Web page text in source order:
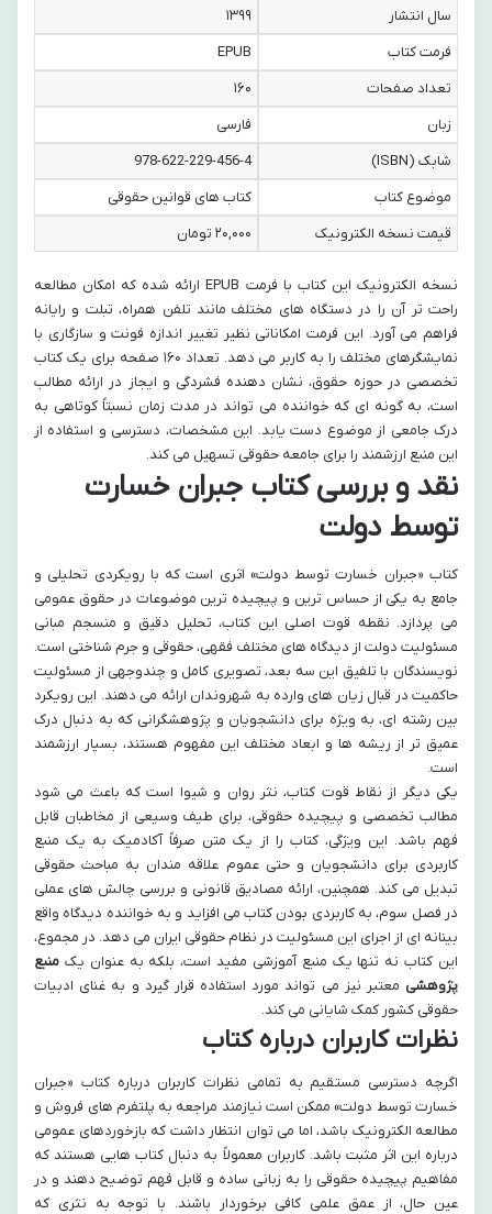
سال انتشار
۱۳۹۹
فرمت کتاب
EPUB
تعداد صفحات
۱۶۰
زبان
فارسی
شابک (ISBN)
978-622-229-456-4
موضوع کتاب
کتاب های قوانین حقوقی
قیمت نسخه الکترونیک
۲۰,۰۰۰ تومان
نسخه الکترونیک این کتاب با فرمت EPUB ارائه شده که امکان مطالعه
راحت تر آن را در دستگاه های مختلف مانند تلفن همراه، تبلت و رایانه
فراهم می آورد. این فرمت امکاناتی نظیر تغییر اندازه فونت و سازگاری با
نمایشگرهای مختلف را به کاربر می دهد. تعداد ۱۶۰ صفحه برای یک کتاب
تخصصی در حوزه حقوق، نشان دهنده فشردگی و ایجاز در ارائه مطالب
است، به گونه ای که خواننده می تواند در مدت زمان نسبتاً کوتاهی به
درک جامعی از موضوع دست یابد. این مشخصات، دسترسی و استفاده از
این منبع ارزشمند را برای جامعه حقوقی تسهیل می کند.
نقد و بررسی کتاب جبران خسارت
توسط دولت
کتاب «جبران خسارت توسط دولت» اثری است که با رویکردی تحلیلی و
جامع به یکی از حساس ترین و پیچیده ترین موضوعات در حقوق عمومی
می پردازد. نقطه قوت اصلی این کتاب، تحلیل دقیق و منسجم مبانی
مسئولیت دولت از دیدگاه های مختلف فقهی، حقوقی و جرم شناختی است.
نویسندگان با تلفیق این سه بعد، تصویری کامل و چندوجهی از مسئولیت
حاکمیت در قبال زیان های وارده به شهروندان ارائه می دهند. این رویکرد
بین رشته ای، به ویژه برای دانشجویان و پژوهشگرانی که به دنبال درک
عمیق تر از ریشه ها و ابعاد مختلف این مفهوم هستند، بسیار ارزشمند
است.
یکی دیگر از نقاط قوت کتاب، نثر روان و شیوا است که باعث می شود
مطالب تخصصی و پیچیده حقوقی، برای طیف وسیعی از مخاطبان قابل
فهم باشد. این ویژگی، کتاب را از یک متن صرفاً آکادمیک به یک منبع
کاربردی برای دانشجویان و حتی عموم علاقه مندان به مباحث حقوقی
تبدیل می کند. همچنین، ارائه مصادیق قانونی و بررسی چالش های عملی
در فصل سوم، به کاربردی بودن کتاب می افزاید و به خواننده دیدگاه واقع
بینانه ای از اجرای این مسئولیت در نظام حقوقی ایران می دهد. در مجموع،
این کتاب نه تنها یک منبع آموزشی مفید است، بلکه به عنوان یک منبع
پژوهشی معتبر نیز می تواند مورد استفاده قرار گیرد و به غنای ادبیات
حقوقی کشور کمک شایانی می کند.
نظرات کاربران درباره کتاب
اگرچه دسترسی مستقیم به تمامی نظرات کاربران درباره کتاب «جبران
خسارت توسط دولت» ممکن است نیازمند مراجعه به پلتفرم های فروش و
مطالعه الکترونیک باشد، اما می توان انتظار داشت که بازخوردهای عمومی
درباره این اثر مثبت باشد. کاربران معمولاً به دنبال کتاب هایی هستند که
مفاهیم پیچیده حقوقی را به زبانی ساده و قابل فهم توضیح دهند و در
عین حال، از عمق علمی کافی برخوردار باشند. با توجه به نثری که